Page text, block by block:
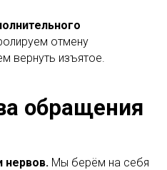
отмену
вернуть изъятое.
обращения
нервов. Мы берём на себя